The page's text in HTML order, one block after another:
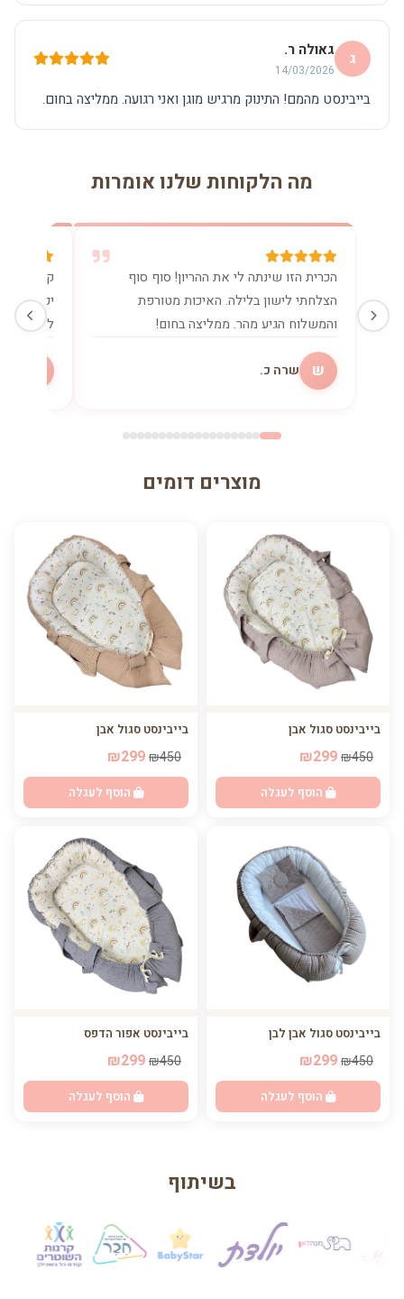
ג גאולה ר.
14/03/2026
בייבינסט מהמם! התינוק מרגיש מוגן ואני רגועה. ממליצה בחום.
מה הלקוחות שלנו אומרות
הכרית הזו שינתה לי את ההריון! סוף סוף
הצלחתי לישון בלילה. האיכות מטורפת
והמשלוח הגיע מהר. ממליצה בחום!
ש שרה כ.
קניתי
יכולה
להנקה.
מוצרים דומים
בייבינסט סגול אבן
₪450
הוסף לעגלה
בייבינסט סגול אבן
₪450
הוסף לעגלה
בייבינסט סגול אבן לבן
₪450
הוסף לעגלה
בייבינסט אפור הדפס
₪450
הוסף לעגלה
בשיתוף